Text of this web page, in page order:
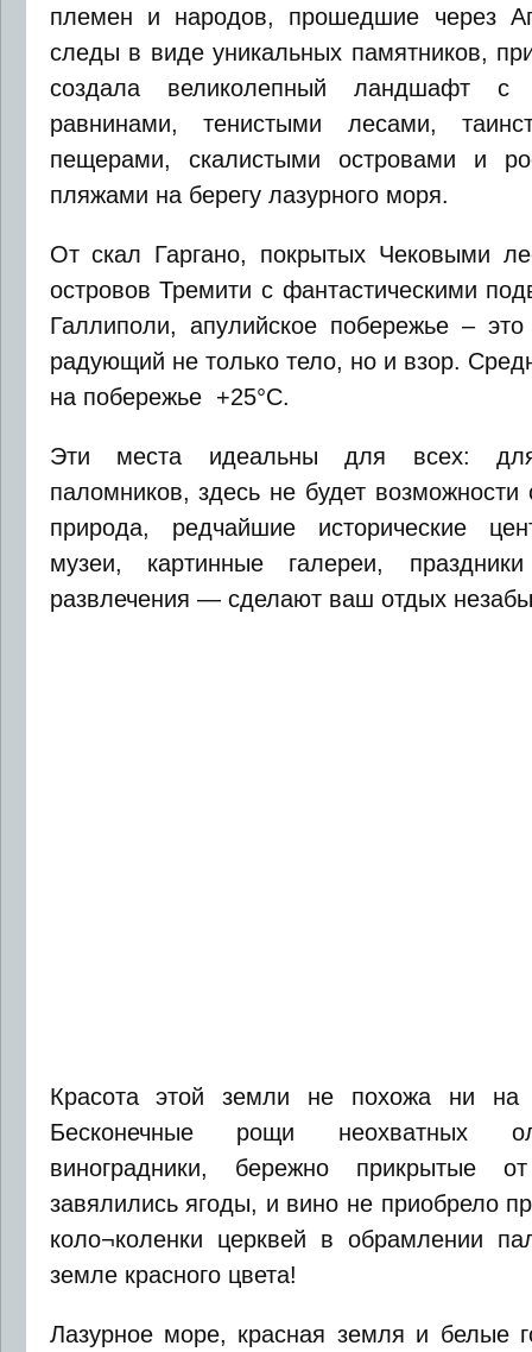
племен и народов, прошедшие через
следы в виде уникальных памятников,
создала великолепный ландшафт с
равнинами, тенистыми лесами,
пещерами, скалистыми островами и
пляжами на берегу лазурного моря.
От скал Гаргано, покрытых Чековыми
островов Тремити с фантастическими
Галлиполи, апулийское побережье –
радующий не только тело, но и взор.
на побережье +25°С.
Эти места идеальны для всех:
паломников, здесь не будет возможности
природа, редчайшие исторические
музеи, картинные галереи,
развлечения — сделают ваш отдых
Красота этой земли не похожа ни на
Бесконечные рощи неохватных
виноградники, бережно прикрытые
завялились ягоды, и вино не приобрело
коло¬коленки церквей в обрамлении
земле красного цвета!
Лазурное море, красная земля и белые